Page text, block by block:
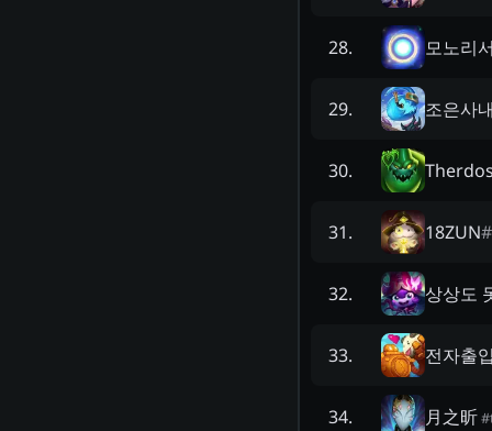
28. 모노리
29. 조은사
30.
31. 18ZUN#
32. 상상도
33. 전자출
34. 月之昕#